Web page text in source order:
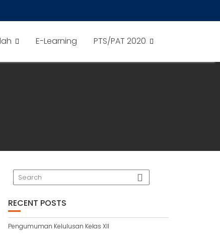
E-Learning PTS/PAT 2020
RECENT POSTS
Pengumuman Kelulusan Kelas XII